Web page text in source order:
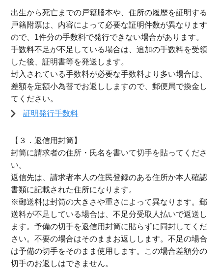
出生から死亡までの戸籍謄本や、住所の履歴を証明する
戸籍附票は、内容によって必要な証明件数が異なります
ので、1件分の手数料で発行できない場合があります。
手数料不足が不足している場合は、追加の手数料を受領
した後、証明書等を発送します。
封入されている手数料が必要な手数料より多い場合は、
差額を定額小為替でお返ししますので、郵便局で換金し
てください。
証明発行手数料
【３．返信用封筒】
封筒に請求者の住所・氏名を書いて切手を貼ってくださ
い。
返信先は、請求者本人の住民登録のある住所か本人確認
書類に記載された住所になります。
※郵送料は封筒の大きさや重さによって異なります。郵
送料が不足している場合は、不足分受取人払いで返送し
ます。予備の切手を返信用封筒に貼らずに同封してくだ
さい。不要の場合はそのままお返しします。不足の場合
は予備の切手をそのまま使用します。この場合差額分の
切手のお返しはできません。